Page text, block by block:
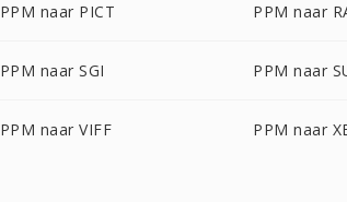
PPM naar PICT PPM naar
PPM naar SGI PPM naar
PPM naar VIFF PPM naar